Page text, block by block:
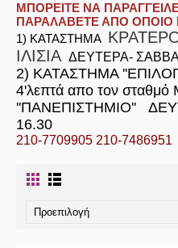
ΜΠΟΡΕΙΤΕ ΝΑ
ΠΑΡΑΛΑΒΕΤΕ ΑΠΟ
1) ΚΑΤΑΣΤΗΜΑ
ΙΛΙΣΙΑ ΔΕΥΤΕΡΑ-
2) ΚΑΤΑΣΤΗΜΑ
4'λεπτά απο τον
''ΠΑΝΕΠΙΣΤΗΜΙΟ''
16.30
210-7709905 210-